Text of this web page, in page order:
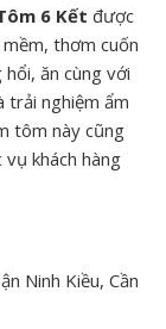
6 Kết được
thơm cuốn
ăn cùng với
trải nghiệm ẩm
tôm này cũng
khách hàng
Ninh Kiều, Cần